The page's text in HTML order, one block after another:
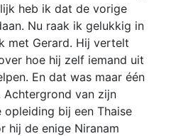
heb ik dat de vorige
Nu raak ik gelukkig in
met Gerard. Hij vertelt
hoe hij zelf iemand uit
En dat was maar één
van zijn
opleiding bij een Thaise
hij de enige Niranam